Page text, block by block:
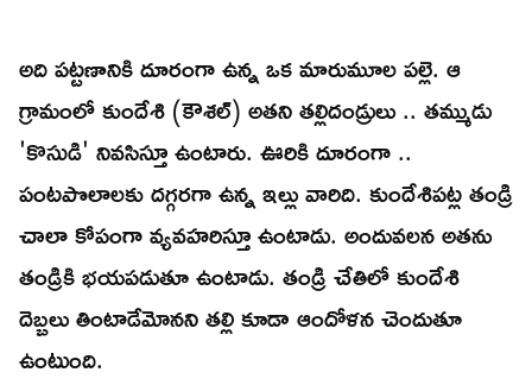
అది పట్టణానికి దూరంగా ఉన్న ఒక మారుమూల పల్లె. ఆ
గ్రామంలో కుందేశి (కౌశల్) అతని తల్లిదండ్రులు .. తమ్ముడు
'కొసుడి' నివసిస్తూ ఉంటారు. ఊరికి దూరంగా ..
పంటపొలాలకు దగ్గరగా ఉన్న ఇల్లు వారిది. కుందేశిపట్ల తండ్రి
చాలా కోపంగా వ్యవహరిస్తూ ఉంటాడు. అందువలన అతను
తండ్రికి భయపడుతూ ఉంటాడు. తండ్రి చేతిలో కుందేశి
దెబ్బలు తింటాడేమోనని తల్లి కూడా ఆందోళన చెందుతూ
ఉంటుంది.